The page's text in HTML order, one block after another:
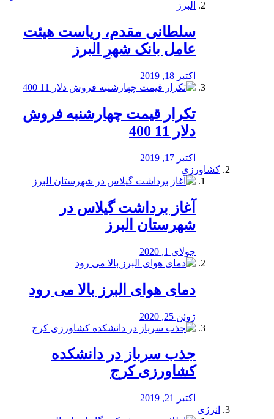
سلطانی مقدم، ریاست هیئت
عامل بانک شهرِ البرز
اکتبر 18, 2019
تکرار قیمت چهارشنبه فروش
دلار 11 400
اکتبر 17, 2019
کشاورزی
آغاز برداشت گیلاس در
شهرستان البرز
جولای 1, 2020
دمای هوای البرز بالا می رود
ژوئن 25, 2020
جذب سرباز در دانشکده
کشاورزی کرج
اکتبر 21, 2019
انرژی